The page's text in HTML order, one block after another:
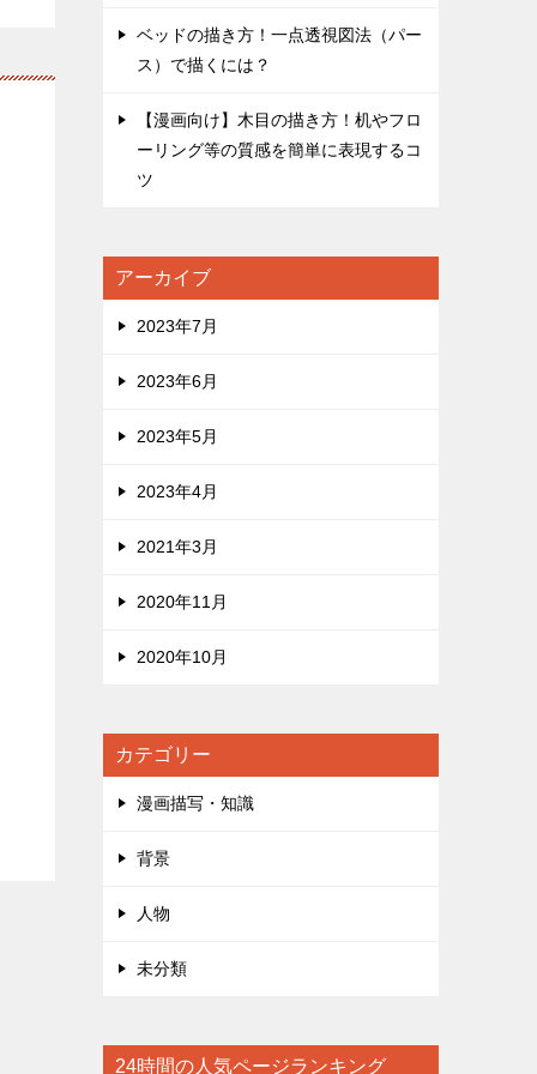
ベッドの描き方！一点透視図法（パー
ス）で描くには？
【漫画向け】木目の描き方！机やフロ
ーリング等の質感を簡単に表現するコ
ツ
アーカイブ
2023年7月
2023年6月
2023年5月
2023年4月
2021年3月
2020年11月
2020年10月
カテゴリー
漫画描写・知識
背景
人物
未分類
24時間の人気ページランキング